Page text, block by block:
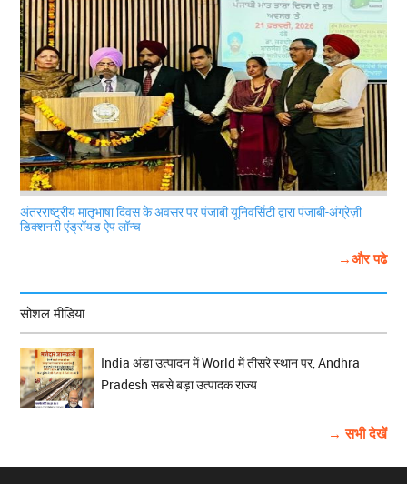
अंतरराष्ट्रीय मातृभाषा दिवस के अवसर पर पंजाबी यूनिवर्सिटी द्वारा पंजाबी-अंग्रेज़ी
डिक्शनरी एंड्रॉयड ऐप लॉन्च
→और पढे
सोशल मीडिया
India अंडा उत्पादन में World में तीसरे स्थान पर, Andhra
Pradesh सबसे बड़ा उत्पादक राज्य
→ सभी देखें